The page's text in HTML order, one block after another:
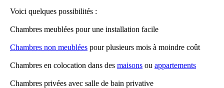
Voici quelques possibilités :
Chambres meublées pour une installation facile
Chambres non meublées pour plusieurs mois à moindre coût
Chambres en colocation dans des maisons ou appartements
Chambres privées avec salle de bain privative